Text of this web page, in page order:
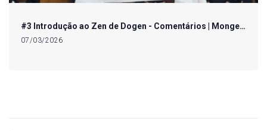
#3 Introdução ao Zen de Dogen - Comentários | Monge…
07/03/2026